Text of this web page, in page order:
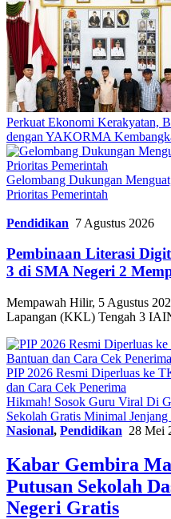
Perkuat Ekonomi Kerakyatan,
dengan YAKORMA
Gelombang Dukungan
Prioritas Pemerintah
Pendidikan 7 Agustus 2026
Pembinaan Literasi
3 di SMA Negeri 2
Mempawah Hilir, 5 Agustus
Lapangan (KKL) Tengah 3
PIP 2026 Resmi Diperluas ke
dan Cara Cek Penerima
Hikmah! Sosok Guru Viral Di
Sekolah Gratis Minimal
Nasional, Pendidikan 28 Mei
Kabar Gembira
Putusan Sekolah
Negeri Gratis